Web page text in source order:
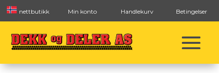
nettbutikk Min konto Handlekurv Betingelser